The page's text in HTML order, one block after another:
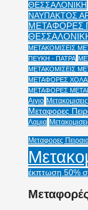
ΘΕΣΣΑΛΟΝΙΚΗ
ΝΑΥΠΑΚΤΟΣ
ΜΕΤΑΦΟΡΕΣ
ΜΕΤΑΚΟΜΙΣΕΙΣ
ΠΕΥΚΗ - ΠΑΤΡΑ
ΜΕΤΑΚΟΜΙΣΕΙΣ
ΜΕΤΑΦΟΡΕΣ
ΜΕΤΑΦΟΡΕΣ
Αιγιο
Μεταφορες
Λαμια
Μεταφορες
έκπτωση 50% σε